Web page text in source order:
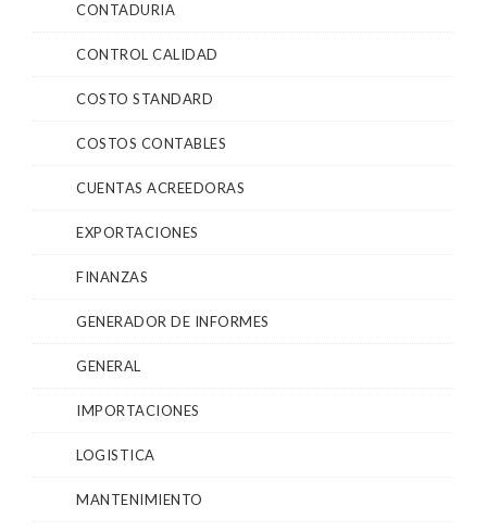
CONTADURIA
CONTROL CALIDAD
COSTO STANDARD
COSTOS CONTABLES
CUENTAS ACREEDORAS
EXPORTACIONES
FINANZAS
GENERADOR DE INFORMES
GENERAL
IMPORTACIONES
LOGISTICA
MANTENIMIENTO